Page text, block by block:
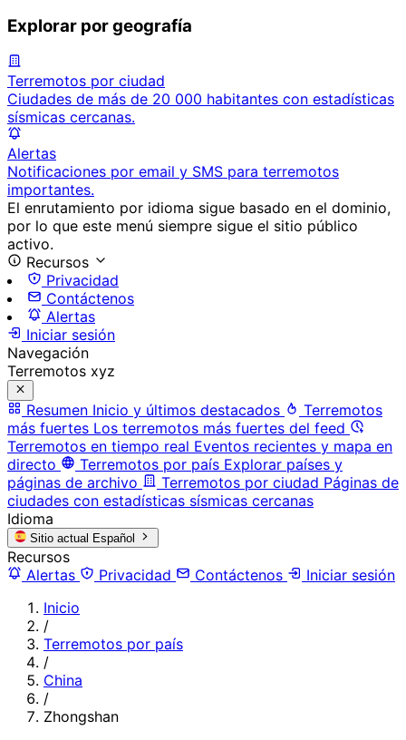
Explorar por geografía
Terremotos por ciudad
Ciudades de más de 20 000 habitantes con estadísticas
sísmicas cercanas.
Alertas
Notificaciones por email y SMS para terremotos
importantes.
El enrutamiento por idioma sigue basado en el dominio,
por lo que este menú siempre sigue el sitio público
activo.
Recursos
Privacidad
Contáctenos
Alertas
Iniciar sesión
Navegación
Terremotos xyz
Resumen Inicio y últimos destacados
Terremotos
más fuertes Los terremotos más fuertes del feed
Terremotos en tiempo real Eventos recientes y mapa en
directo
Terremotos por país Explorar países y
páginas de archivo
Terremotos por ciudad Páginas de
ciudades con estadísticas sísmicas cercanas
Idioma
Sitio actual Español
Recursos
Alertas
Privacidad Contáctenos
Iniciar sesión
Inicio
/
Terremotos por país
/
China
/
Zhongshan